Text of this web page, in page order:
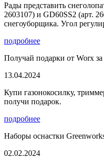
Рады представить
2603107) и GD60SS2 (арт.
снегоуборщика. Угол
подробнее
Получай подарки от Worx
13.04.2024
Купи газонокосилку,
получи подарок.
подробнее
Наборы оснастки
02.02.2024